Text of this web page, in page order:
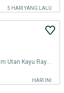
5 HARI YANG LALU
Rumah 3 Lt Dgn Rooftop, 100 m Utan Kayu Raya, Dekat UNJ, BPKP, Stasiun Manggarai, Toll Rawamangun, Cempaka Putih, RS.Persahabatan, RSCM, Mall Bassura
HARI INI